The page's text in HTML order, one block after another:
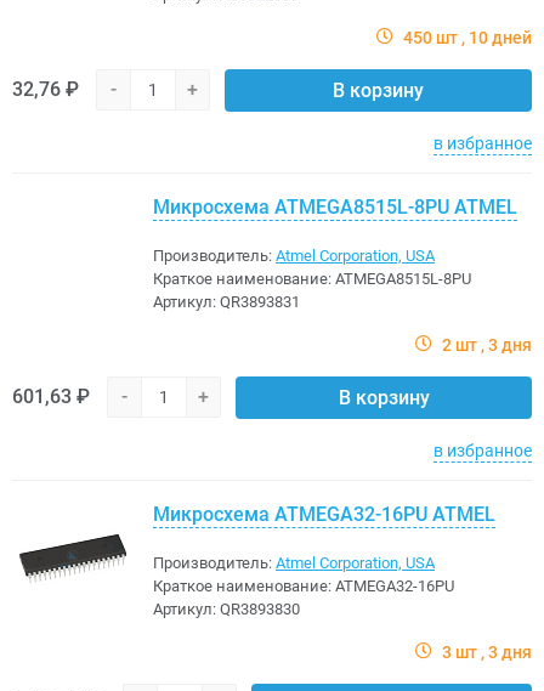
450 шт 10 дней
32,76 ₽ - + В корзину
в избранное
Микросхема ATMEGA8515L-8PU ATMEL
Производитель: Atmel Corporation, USA
Краткое наименование: ATMEGA8515L-8PU
Артикул: QR3893831
2 шт 3 дня
601,63 ₽ - + В корзину
в избранное
Микросхема ATMEGA32-16PU ATMEL
Производитель: Atmel Corporation, USA
Краткое наименование: ATMEGA32-16PU
Артикул: QR3893830
3 шт 3 дня